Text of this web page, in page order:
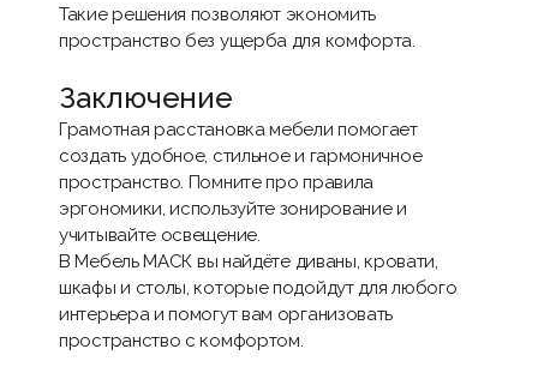
Такие решения позволяют экономить
пространство без ущерба для комфорта.
Заключение
Грамотная расстановка мебели помогает
создать удобное, стильное и гармоничное
пространство. Помните про правила
эргономики, используйте зонирование и
учитывайте освещение.
ВМебель МАСК вы найдёте диваны, кровати,
шкафы и столы, которые подойдут для любого
интерьера и помогут вам организовать
пространство с комфортом.